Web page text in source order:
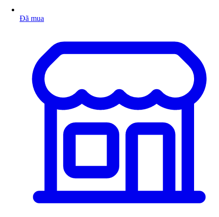
Đã mua